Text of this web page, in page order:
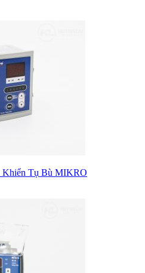
Khiển Tụ Bù MIKRO